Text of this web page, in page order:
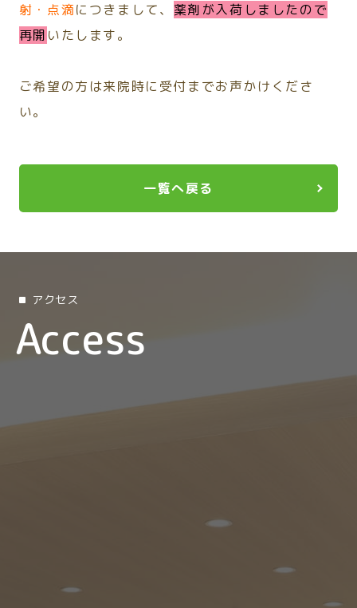
射・点滴につきまして、 薬剤が入荷しましたので
再開 いたします。
ご希望の方は来院時に受付までお声かけくださ
い。
一覧へ戻る
アクセス
Access